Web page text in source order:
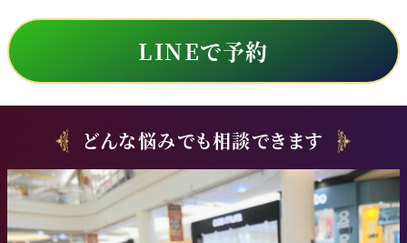
LINEで予約
どんな悩みでも相談できます